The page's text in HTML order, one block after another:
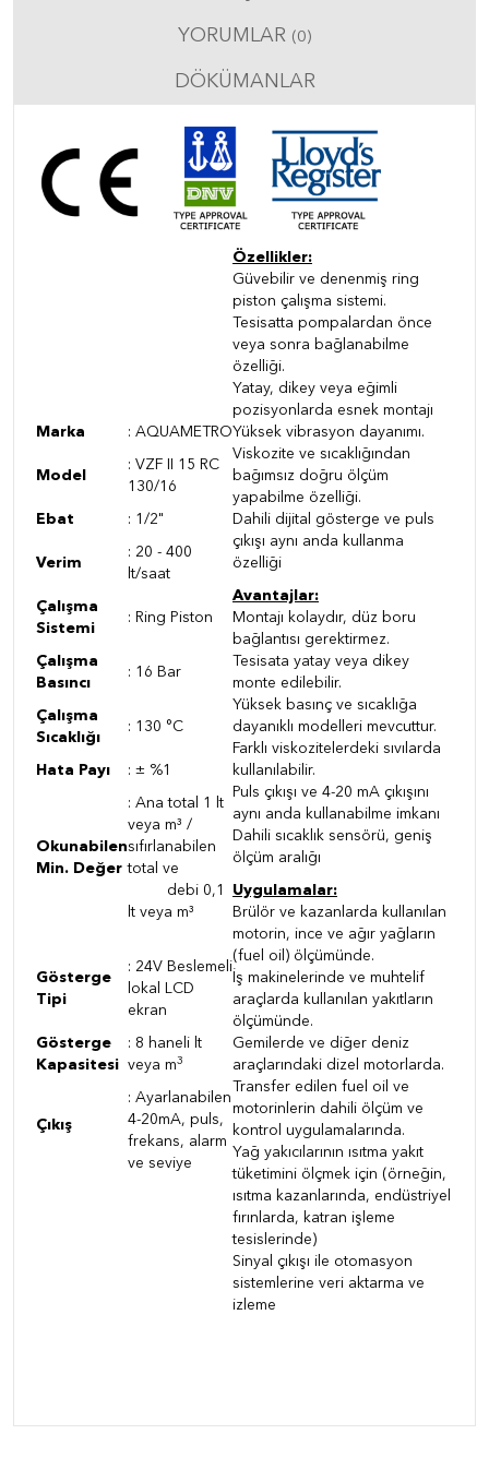
YORUMLAR (0)
DÖKÜMANLAR
Marka : AQUAMETRO
Model
: VZF II 15 RC
130/16
Ebat : 1/2"
Verim
: 20 - 400
lt/saat
Çalışma
Sistemi
: Ring Piston
Çalışma
Basıncı
: 16 Bar
Çalışma
Sıcaklığı
: 130 °C
Hata Payı : ± %1
Okunabilen
Min. Değer
: Ana total 1 lt
veya m³ /
sıfırlanabilen
total ve
debi 0,1
lt veya m³
Gösterge
Tipi
: 24V Beslemeli
lokal LCD
ekran
Gösterge
Kapasitesi
: 8 haneli lt
veya m3
Çıkış
: Ayarlanabilen
4-20mA, puls,
frekans, alarm
ve seviye
Özellikler:
Güvebilir ve denenmiş ring
piston çalışma sistemi.
Tesisatta pompalardan önce
veya sonra bağlanabilme
özelliği.
Yatay, dikey veya eğimli
pozisyonlarda esnek montajı
Yüksek vibrasyon dayanımı.
Viskozite ve sıcaklığından
bağımsız doğru ölçüm
yapabilme özelliği.
Dahili dijital gösterge ve puls
çıkışı aynı anda kullanma
özelliği
Avantajlar:
Montajı kolaydır, düz boru
bağlantısı gerektirmez.
Tesisata yatay veya dikey
monte edilebilir.
Yüksek basınç ve sıcaklığa
dayanıklı modelleri mevcuttur.
Farklı viskozitelerdeki sıvılarda
kullanılabilir.
Puls çıkışı ve 4-20 mA çıkışını
aynı anda kullanabilme imkanı
Dahili sıcaklık sensörü, geniş
ölçüm aralığı
Uygulamalar:
Brülör ve kazanlarda kullanılan
motorin, ince ve ağır yağların
(fuel oil) ölçümünde.
İş makinelerinde ve muhtelif
araçlarda kullanılan yakıtların
ölçümünde.
Gemilerde ve diğer deniz
araçlarındaki dizel motorlarda.
Transfer edilen fuel oil ve
motorinlerin dahili ölçüm ve
kontrol uygulamalarında.
Yağ yakıcılarının ısıtma yakıt
tüketimini ölçmek için (örneğin,
ısıtma kazanlarında, endüstriyel
fırınlarda, katran işleme
tesislerinde)
Sinyal çıkışı ile otomasyon
sistemlerine veri aktarma ve
izleme